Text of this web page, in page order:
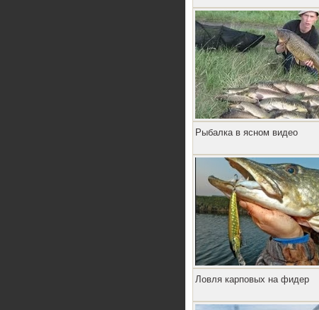
Рыбалка в ясном видео
Ловля карповых на фидер